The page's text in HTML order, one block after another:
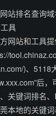
站排名查询域
具
网站和工具提
)、5118
后
关键词排名
本地的关键